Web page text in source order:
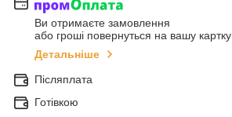
Ви отримаєте замовлення
або гроші повернуться на вашу картку
Детальніше
Післяплата
Готівкою